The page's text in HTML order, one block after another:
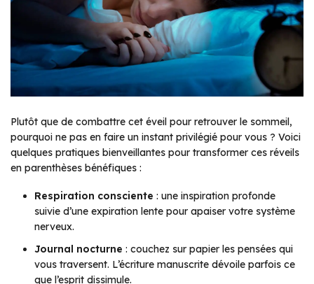
Plutôt que de combattre cet éveil pour retrouver le sommeil,
pourquoi ne pas en faire un instant privilégié pour vous ? Voici
quelques pratiques bienveillantes pour transformer ces réveils
en parenthèses bénéfiques :
Respiration consciente : une inspiration profonde
suivie d’une expiration lente pour apaiser votre système
nerveux.
Journal nocturne : couchez sur papier les pensées qui
vous traversent. L’écriture manuscrite dévoile parfois ce
que l’esprit dissimule.